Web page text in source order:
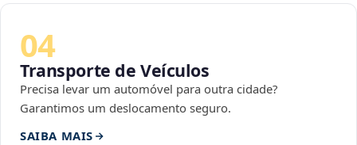
04
Transporte de Veículos
Precisa levar um automóvel para outra cidade?
Garantimos um deslocamento seguro.
SAIBA MAIS